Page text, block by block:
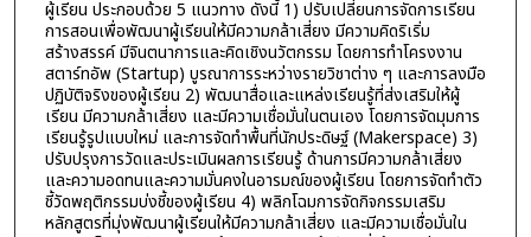
ผู้เรียน ประกอบด้วย 5 แนวทาง ดังนี้ 1) ปรับเปลี่ยนการจัดการเรียน
การสอนเพื่อพัฒนาผู้เรียนให้มีความกล้าเสี่ยง มีความคิดริเริ่ม
สร้างสรรค์ มีจินตนาการและคิดเชิงนวัตกรรม โดยการทำโครงงาน
สตาร์ทอัพ (Startup) บูรณาการระหว่างรายวิชาต่าง ๆ และการลงมือ
ปฏิบัติจริงของผู้เรียน 2) พัฒนาสื่อและแหล่งเรียนรู้ที่ส่งเสริมให้ผู้
เรียน มีความกล้าเสี่ยง และมีความเชื่อมั่นในตนเอง โดยการจัดมุมการ
เรียนรู้รูปแบบใหม่ และการจัดทำพื้นที่นักประดิษฐ์ (Makerspace) 3)
ปรับปรุงการวัดและประเมินผลการเรียนรู้ ด้านการมีความกล้าเสี่ยง
และความอดทนและความมั่นคงในอารมณ์ของผู้เรียน โดยการจัดทำตัว
ชี้วัดพฤติกรรมบ่งชี้ของผู้เรียน 4) พลิกโฉมการจัดกิจกรรมเสริม
หลักสูตรที่มุ่งพัฒนาผู้เรียนให้มีความกล้าเสี่ยง และมีความเชื่อมั่นใน